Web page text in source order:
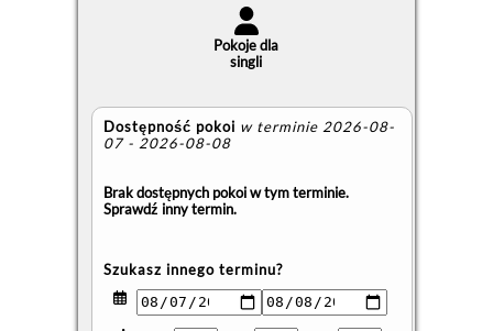
Pokoje dla
singli
Dostępność pokoi w terminie 2026-08-
07 - 2026-08-08
Brak dostępnych pokoi w tym terminie.
Sprawdź inny termin.
Szukasz innego terminu?